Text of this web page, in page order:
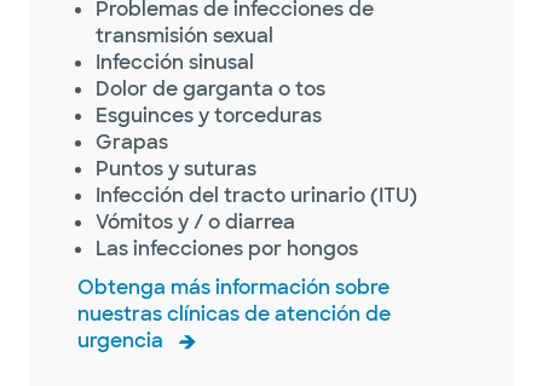
Problemas de infecciones de
transmisión sexual
Infección sinusal
Dolor de garganta o tos
Esguinces y torceduras
Grapas
Puntos y suturas
Infección del tracto urinario (ITU)
Vómitos y / o diarrea
Las infecciones por hongos
Obtenga más información sobre
nuestras clínicas de atención de
urgencia